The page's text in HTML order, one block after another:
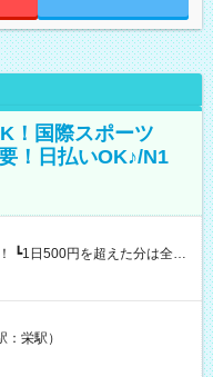
！国際スポーツ
！日払いOK♪/N1
となります ★日払い
に現金GET♪ お仕事後はコン
栄駅）